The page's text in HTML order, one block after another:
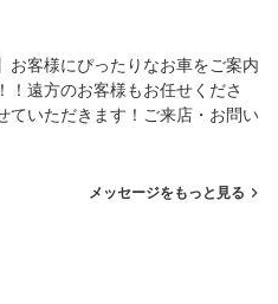
お客様にぴったりなお車をご案内
！遠方のお客様もお任せくださ
ていただきます！ご来店・お問い
メッセージをもっと見る